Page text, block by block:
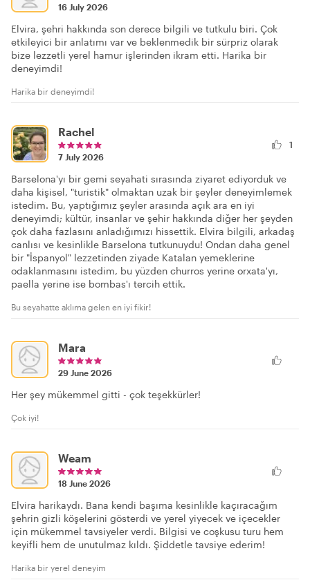
16 July 2026
Elvira, şehri hakkında son derece bilgili ve tutkulu biri. Çok
etkileyici bir anlatımı var ve beklenmedik bir sürpriz olarak
bize lezzetli yerel hamur işlerinden ikram etti. Harika bir
deneyimdi!
Harika bir deneyimdi!
Rachel
7 July 2026
1
Barselona'yı bir gemi seyahati sırasında ziyaret ediyorduk ve
daha kişisel, "turistik" olmaktan uzak bir şeyler deneyimlemek
istedim. Bu, yaptığımız şeyler arasında açık ara en iyi
deneyimdi; kültür, insanlar ve şehir hakkında diğer her şeyden
çok daha fazlasını anladığımızı hissettik. Elvira bilgili, arkadaş
canlısı ve kesinlikle Barselona tutkunuydu! Ondan daha genel
bir "İspanyol" lezzetinden ziyade Katalan yemeklerine
odaklanmasını istedim, bu yüzden churros yerine orxata'yı,
paella yerine ise bombas'ı tercih ettik.
Bu seyahatte aklıma gelen en iyi fikir!
Mara
29 June 2026
Her şey mükemmel gitti - çok teşekkürler!
Çok iyi!
Weam
18 June 2026
Elvira harikaydı. Bana kendi başıma kesinlikle kaçıracağım
şehrin gizli köşelerini gösterdi ve yerel yiyecek ve içecekler
için mükemmel tavsiyeler verdi. Bilgisi ve coşkusu turu hem
keyifli hem de unutulmaz kıldı. Şiddetle tavsiye ederim!
Harika bir yerel deneyim